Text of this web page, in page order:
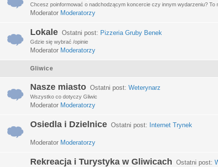
Chcesz poinformować o nadchodzącym koncercie czy innym wydarzeniu? To
Moderator Moderatorzy
Lokale Ostatni post: Pizzeria Gruby Benek
Gdzie się wybrać /opinie
Moderator Moderatorzy
Gliwice
Nasze miasto Ostatni post: Weterynarz
Wszystko co dotyczy Gliwic
Moderator Moderatorzy
Osiedla i Dzielnice Ostatni post: Internet Trynek
Moderator Moderatorzy
Rekreacja i Turystyka w Gliwicach Ostatni post: